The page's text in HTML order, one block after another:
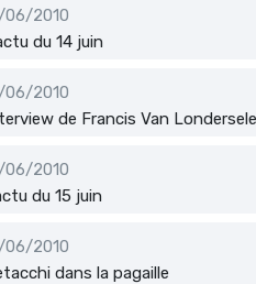
06/2010
du 14 juin
06/2010
de Francis Van Londersele
06/2010
du 15 juin
06/2010
dans la pagaille